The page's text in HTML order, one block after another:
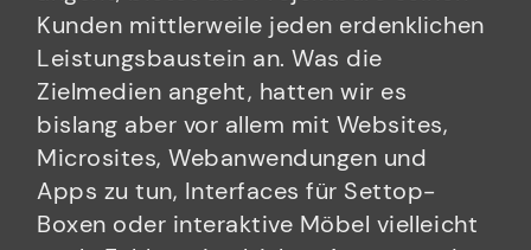
Kunden mittlerweile jeden erdenklichen
Leistungsbaustein an. Was die
Zielmedien angeht, hatten wir es
bislang aber vor allem mit Websites,
Microsites, Webanwendungen und
Apps zu tun, Interfaces für Settop-
Boxen oder interaktive Möbel vielleicht